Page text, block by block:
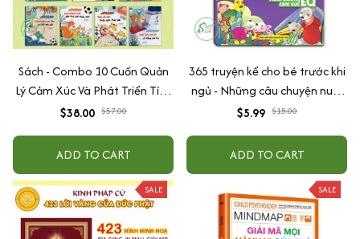
Sách - Combo 10 Cuốn Quản
Lý Cảm Xúc Và Phát Triển Tính
Cách Cho Bé Từ 2 - 6 Tuổi
$38.00 $57.00
ADD TO CART
365 truyện kể cho bé trước khi
ngủ - Những câu chuyện nuôi
dưỡng cảm xúc EQ (2-12 tuổi)
$5.99 $15.00
ADD TO CART
SALE SALE